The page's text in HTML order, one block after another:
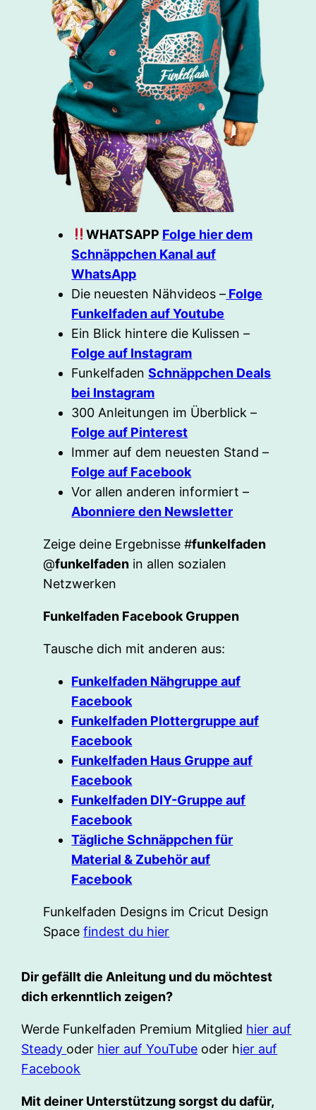
WHATSAPP Folge hier dem
Schnäppchen Kanal auf
WhatsApp
Die neuesten Nähvideos – Folge
Funkelfaden auf Youtube
Ein Blick hintere die Kulissen –
Folge auf Instagram
FunkelfadenSchnäppchen Deals
bei Instagram
300 Anleitungen im Überblick –
Folge auf Pinterest
Immer auf dem neuesten Stand –
Folge auf Facebook
Vor allen anderen informiert –
Abonniere den Newsletter
Zeige deine Ergebnisse #funkelfaden
@funkelfaden in allen sozialen
Netzwerken
Funkelfaden Facebook Gruppen
Tausche dich mit anderen aus:
Funkelfaden Nähgruppe auf
Facebook
Funkelfaden Plottergruppe auf
Facebook
Funkelfaden Haus Gruppe auf
Facebook
Funkelfaden DIY-Gruppe auf
Facebook
Tägliche Schnäppchen für
Material & Zubehör auf
Facebook
Funkelfaden Designs im Cricut Design
Spacefindest du hier
Dir gefällt die Anleitung und du möchtest
dich erkenntlich zeigen?
Werde Funkelfaden Premium Mitglied hier auf
Steady oder hier auf YouTube oder hier auf
Facebook
Mit deiner Unterstützung sorgst du dafür,